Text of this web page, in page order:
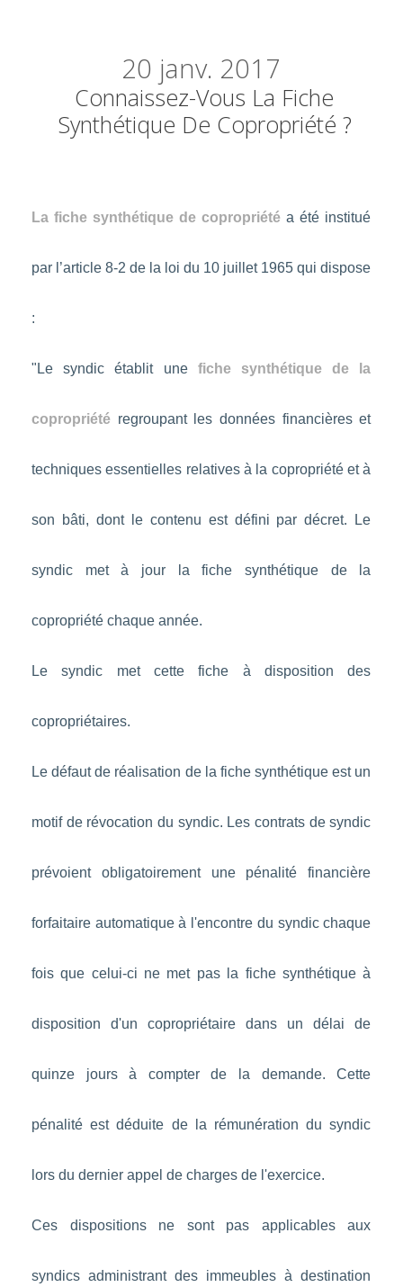
20 janv. 2017
Connaissez-Vous La Fiche
Synthétique De Copropriété ?
La fiche synthétique de copropriété a été institué
par l’article 8-2 de la loi du 10 juillet 1965 qui dispose
:
"Le syndic établit une fiche synthétique de la
copropriétéregroupant les données financières et
techniques essentielles relatives à la copropriété et à
son bâti, dont le contenu est défini par décret. Le
syndic met à jour la fiche synthétique de la
copropriété chaque année.
Le syndic met cette fiche à disposition des
copropriétaires.
Le défaut de réalisation de la fiche synthétique est un
motif de révocation du syndic. Les contrats de syndic
prévoient obligatoirement une pénalité financière
forfaitaire automatique à l'encontre du syndic chaque
fois que celui-ci ne met pas la fiche synthétique à
disposition d'un copropriétaire dans un délai de
quinze jours à compter de la demande. Cette
pénalité est déduite de la rémunération du syndic
lors du dernier appel de charges de l'exercice.
Ces dispositions ne sont pas applicables aux
syndics administrant des immeubles à destination